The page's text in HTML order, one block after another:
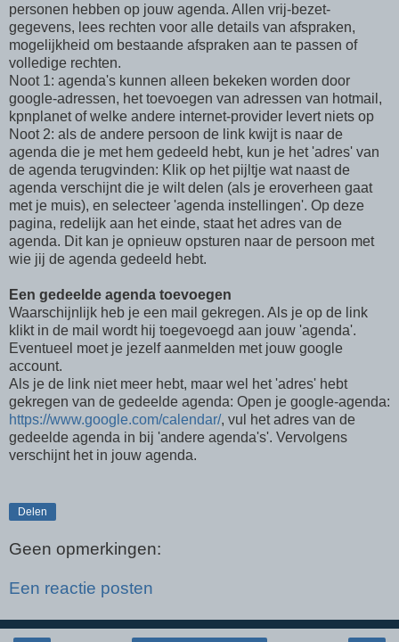
personen hebben op jouw agenda. Allen vrij-bezet-
gegevens, lees rechten voor alle details van afspraken,
mogelijkheid om bestaande afspraken aan te passen of
volledige rechten.
Noot 1: agenda's kunnen alleen bekeken worden door
google-adressen, het toevoegen van adressen van hotmail,
kpnplanet of welke andere internet-provider levert niets op
Noot 2: als de andere persoon de link kwijt is naar de
agenda die je met hem gedeeld hebt, kun je het 'adres' van
de agenda terugvinden: Klik op het pijltje wat naast de
agenda verschijnt die je wilt delen (als je eroverheen gaat
met je muis), en selecteer 'agenda instellingen'. Op deze
pagina, redelijk aan het einde, staat het adres van de
agenda. Dit kan je opnieuw opsturen naar de persoon met
wie jij de agenda gedeeld hebt.
Een gedeelde agenda toevoegen
Waarschijnlijk heb je een mail gekregen. Als je op de link
klikt in de mail wordt hij toegevoegd aan jouw 'agenda'.
Eventueel moet je jezelf aanmelden met jouw google
account.
Als je de link niet meer hebt, maar wel het 'adres' hebt
gekregen van de gedeelde agenda: Open je google-agenda:
https://www.google.com/calendar/, vul het adres van de
gedeelde agenda in bij 'andere agenda's'. Vervolgens
verschijnt het in jouw agenda.
Delen
Geen opmerkingen:
Een reactie posten